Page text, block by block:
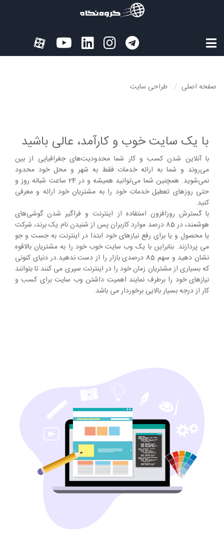
صفحه اصلی طراحی سایت
با یک سایت خوب و کارآمد، عالی باشید
با آنلاین شدن کسب و کار شما محدودیت‌های جغرافیایی از بین
می‌روند و شما به ارائه خدمات فقط به شهر و محل خود محدود
نمی‌شوید. همچنین شما می‌توانید همیشه و در 24 ساعت شبانه روز و
حتی روزهای تعطیل خدمات خود را به مشتریان خود ارائه و معرفی
کنید.
با گسترش روزافزون استفاده از اینترنت و فراگیر شدن گوشی‌های
هوشمند، در 85 درصد موارد کاربران پس از شنیدن نام یک برند، شرکت
یا محصول و یا برای رفع نیازهای خود ابتدا در اینترنت به جست و جو
می پردازند. بنابراین با یک وب سایت خوب خود را به مشتریان بالاقوه
نشان دهید و سهم 85 درصدی بازار را از دست ندهید.در دنیای کنونی
که بسیاری از مشتریان زمان خود را در اینترنت سپری می کنند تا بتوانند
نیازهای خود را برطرف نمایند اهمیت داشتن وب سایت برای کسب و
کار از درجه بسیار بالایی برخوردار می باشد.